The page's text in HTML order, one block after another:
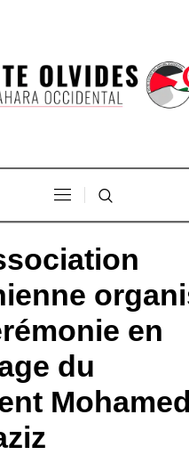
en
du
Mohamed